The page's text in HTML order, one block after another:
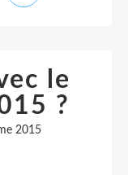
le
?
2015